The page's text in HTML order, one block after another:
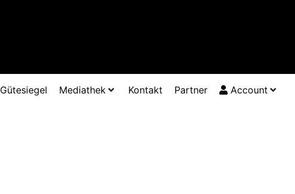
Gütesiegel Mediathek Kontakt Partner Account